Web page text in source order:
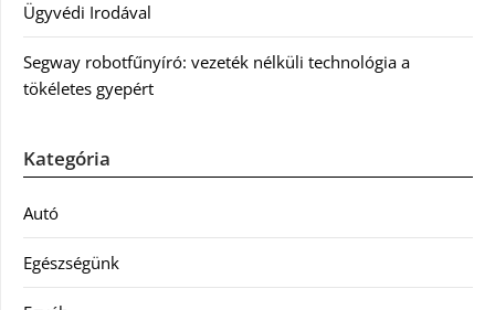
Ügyvédi Irodával
Segway robotfűnyíró: vezeték nélküli technológia a
tökéletes gyepért
Kategória
Autó
Egészségünk